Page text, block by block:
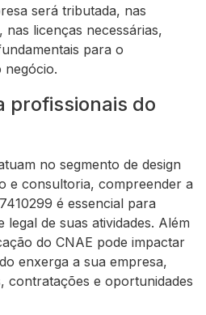
será tributada, nas
licenças necessárias,
para o
negócio.
profissionais do
no segmento de design
e consultoria, compreender a
é essencial para
de suas atividades. Além
do CNAE pode impactar
enxerga a sua empresa,
contratações e oportunidades